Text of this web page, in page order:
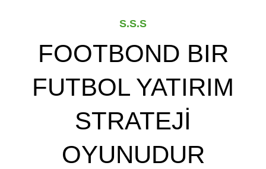
S.S.S
FOOTBOND BIR
FUTBOL YATIRIM
STRATEJİ
OYUNUDUR